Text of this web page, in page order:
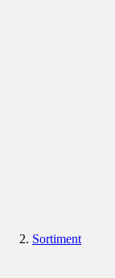
Sortiment